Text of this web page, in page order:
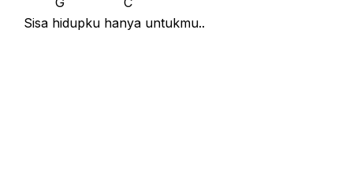
Sisa hidupku hanya untukmu..